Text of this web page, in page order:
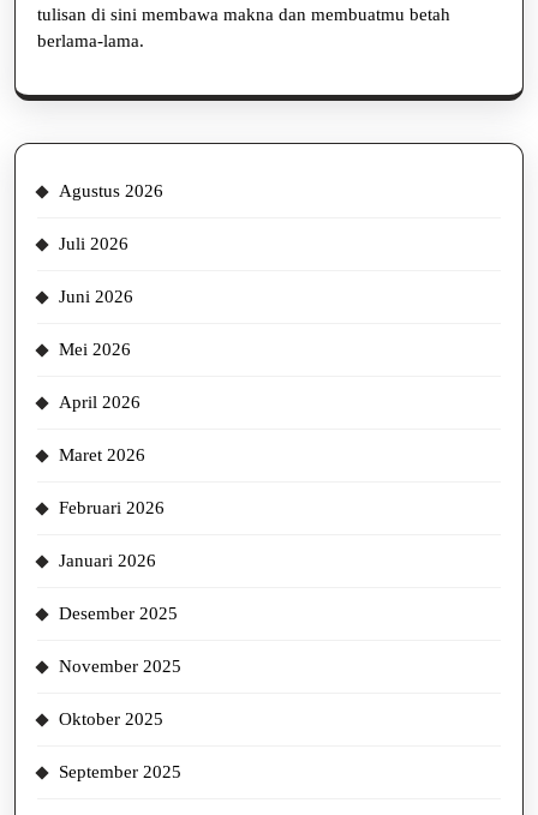
tulisan di sini membawa makna dan membuatmu betah
berlama-lama.
Agustus 2026
Juli 2026
Juni 2026
Mei 2026
April 2026
Maret 2026
Februari 2026
Januari 2026
Desember 2025
November 2025
Oktober 2025
September 2025